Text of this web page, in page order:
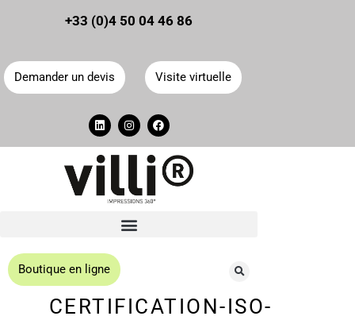
Panneau de gestion des cookies
+33 (0)4 50 04 46 86
Demander un devis Visite virtuelle
Boutique en ligne
CERTIFICATION-ISO-